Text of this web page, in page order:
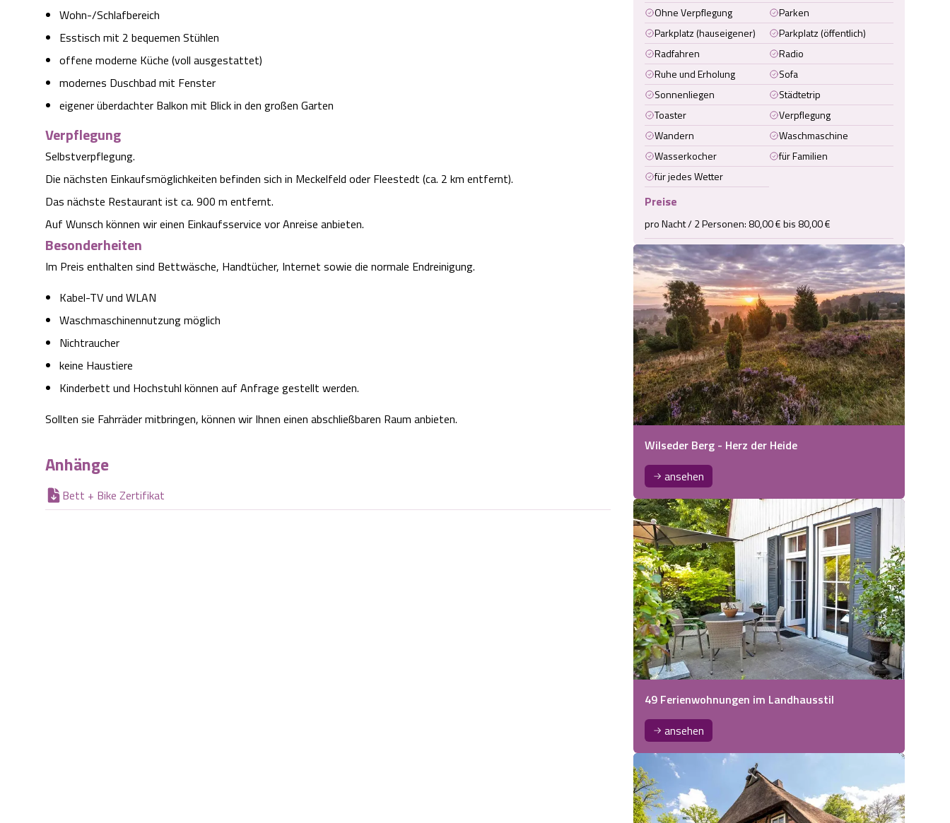
Wohn-/Schlafbereich
Esstisch mit 2 bequemen Stühlen
offene moderne Küche (voll ausgestattet)
modernes Duschbad mit Fenster
eigener überdachter Balkon mit Blick in den großen Garten
Verpflegung
Selbstverpflegung.
Die nächsten Einkaufsmöglichkeiten befinden sich in Meckelfeld oder Fleestedt (ca. 2 km entfernt).
Das nächste Restaurant ist ca. 900 m entfernt.
Auf Wunsch können wir einen Einkaufsservice vor Anreise anbieten.
Besonderheiten
Im Preis enthalten sind Bettwäsche, Handtücher, Internet sowie die normale Endreinigung.
Kabel-TV und WLAN
Waschmaschinennutzung möglich
Nichtraucher
keine Haustiere
Kinderbett und Hochstuhl können auf Anfrage gestellt werden.
Sollten sie Fahrräder mitbringen, können wir Ihnen einen abschließbaren Raum anbieten.
Anhänge
Bett + Bike Zertifikat
Ohne Verpflegung
Parken
Parkplatz (hauseigener)
Parkplatz (öffentlich)
Radfahren
Radio
Ruhe und Erholung
Sofa
Sonnenliegen
Städtetrip
Toaster
Verpflegung
Wandern
Waschmaschine
Wasserkocher
für Familien
für jedes Wetter
Preise
pro Nacht / 2 Personen: 80,00 € bis 80,00 €
Wilseder Berg - Herz der Heide
ansehen
49 Ferienwohnungen im Landhausstil
ansehen